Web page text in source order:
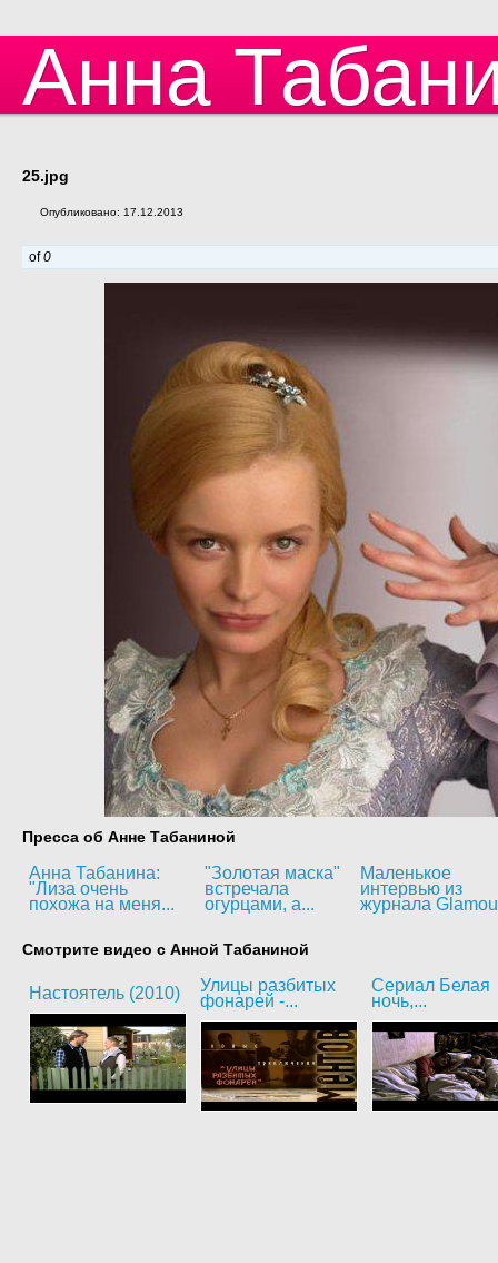
Анна
25.jpg
Опубликовано: 17.12.2013
of0
Пресса об Анне Табаниной
Анна Табанина:
"Лиза очень
похожа на меня...
"Золотая маска"
встречала
огурцами, а...
Маленькое
интервью из
журнала
Смотрите видео с Анной Табаниной
Настоятель (2010)
Улицы разбитых
фонарей -...
Сериал Белая
ночь,...